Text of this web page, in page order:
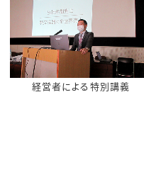
経営者による特別講義